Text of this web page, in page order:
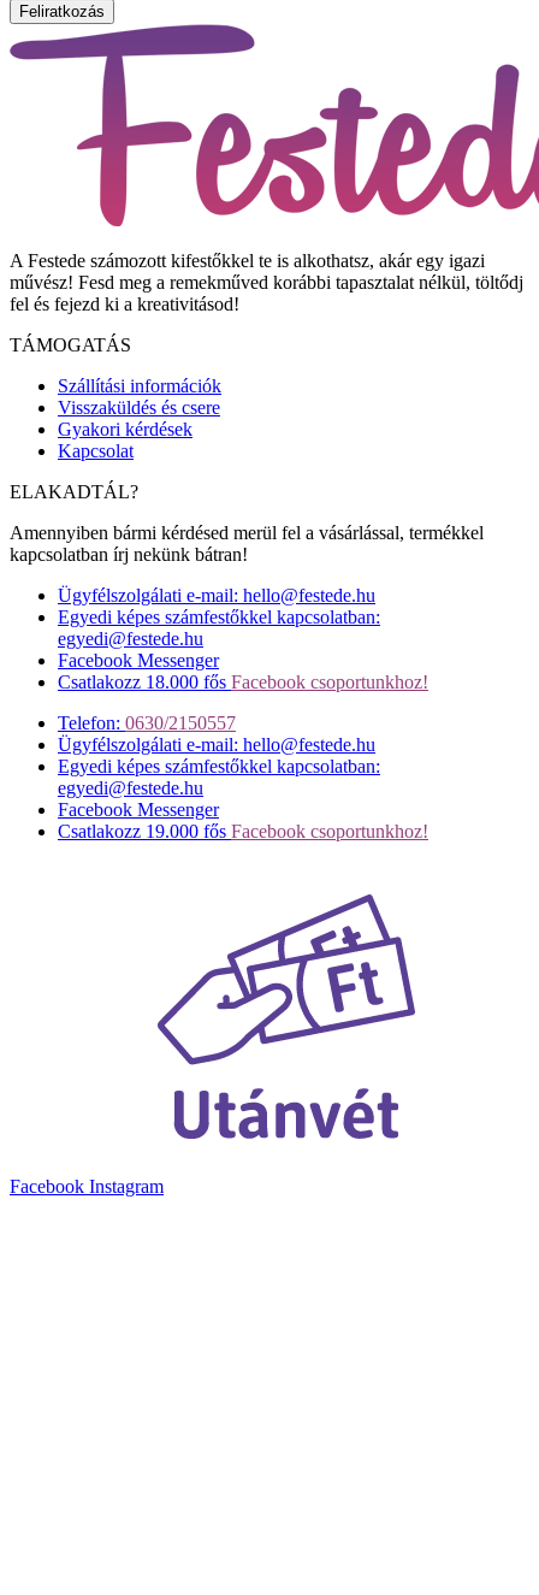
Feliratkozás
A Festede számozott kifestőkkel te is alkothatsz, akár egy igazi
művész! Fesd meg a remekműved korábbi tapasztalat nélkül, töltődj
fel és fejezd ki a kreativitásod!
TÁMOGATÁS
Szállítási információk
Visszaküldés és csere
Gyakori kérdések
Kapcsolat
ELAKADTÁL?
Amennyiben bármi kérdésed merül fel a vásárlással, termékkel
kapcsolatban írj nekünk bátran!
Ügyfélszolgálati e-mail: hello@festede.hu
Egyedi képes számfestőkkel kapcsolatban:
egyedi@festede.hu
Facebook Messenger
Csatlakozz 18.000 fős Facebook csoportunkhoz!
Telefon: 0630/2150557
Ügyfélszolgálati e-mail: hello@festede.hu
Egyedi képes számfestőkkel kapcsolatban:
egyedi@festede.hu
Facebook Messenger
Csatlakozz 19.000 fős Facebook csoportunkhoz!
Facebook Instagram